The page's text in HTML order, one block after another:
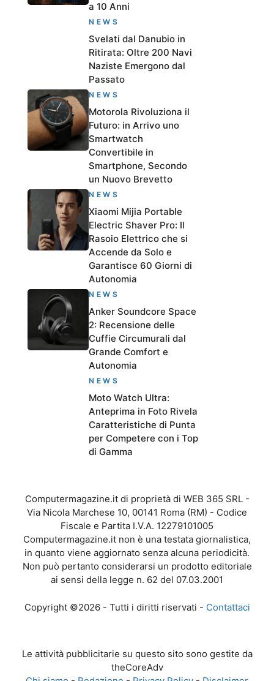
a 10 Anni
NEWS
Svelati dal Danubio in
Ritirata: Oltre 200 Navi
Naziste Emergono dal
Passato
NEWS
Motorola Rivoluziona il
Futuro: in Arrivo uno
Smartwatch
Convertibile in
Smartphone, Secondo
un Nuovo Brevetto
NEWS
Xiaomi Mijia Portable
Electric Shaver Pro: Il
Rasoio Elettrico che si
Accende da Solo e
Garantisce 60 Giorni di
Autonomia
NEWS
Anker Soundcore Space
2: Recensione delle
Cuffie Circumurali dal
Grande Comfort e
Autonomia
NEWS
Moto Watch Ultra:
Anteprima in Foto Rivela
Caratteristiche di Punta
per Competere con i Top
di Gamma
Computermagazine.it di proprietà di WEB 365 SRL -
Via Nicola Marchese 10, 00141 Roma (RM) - Codice
Fiscale e Partita I.V.A. 12279101005
Computermagazine.it non è una testata giornalistica,
in quanto viene aggiornato senza alcuna periodicità.
Non può pertanto considerarsi un prodotto editoriale
ai sensi della legge n. 62 del 07.03.2001
Copyright ©2026 - Tutti i diritti riservati - Contattaci
Le attività pubblicitarie su questo sito sono gestite da
theCoreAdv